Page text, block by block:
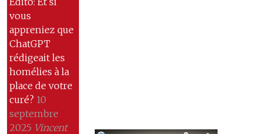
vous
appreniez que
ChatGPT
rédigeait les
homélies à la
place de votre
curé? 10
septembre
2025 Vincent